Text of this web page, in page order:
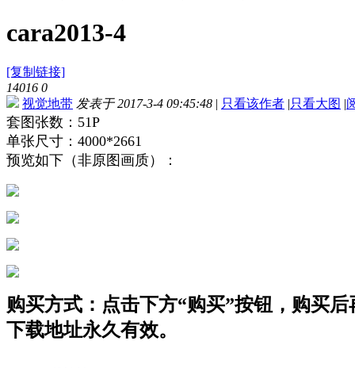
cara2013-4
[复制链接]
14016 0
视觉地带 发表于 2017-3-4 09:45:48 | 只看该作者 |只看大图 |
套图张数：51P
单张尺寸：4000*2661
预览如下（非原图画质）：
购买方式：点击下方“购买”按钮，购买
下载地址永久有效。